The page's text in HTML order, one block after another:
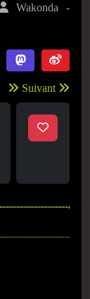
Wakonda -
Suivant